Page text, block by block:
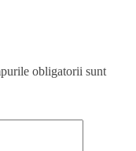
obligatorii sunt